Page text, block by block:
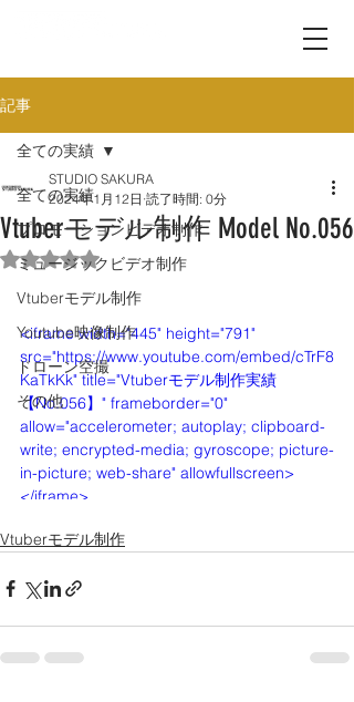
記事
全ての実績
プロモーションビデオ制作
ミュージックビデオ制作
Vtuberモデル制作
Youtube映像制作
ドローン空撮
その他
全ての実績
Vtuberモデル制作 Model No.056
STUDIO SAKURA
2024年1月12日 読了時間: 0分
5つ星のうちNaNと評価されています。
<iframe width="445" height="791"
src="https://www.youtube.com/embed/cTrF8
KaTkKk" title="Vtuberモデル制作実績
【No.056】" frameborder="0"
allow="accelerometer; autoplay; clipboard-
write; encrypted-media; gyroscope; picture-
in-picture; web-share" allowfullscreen>
</iframe>
Vtuberモデル制作